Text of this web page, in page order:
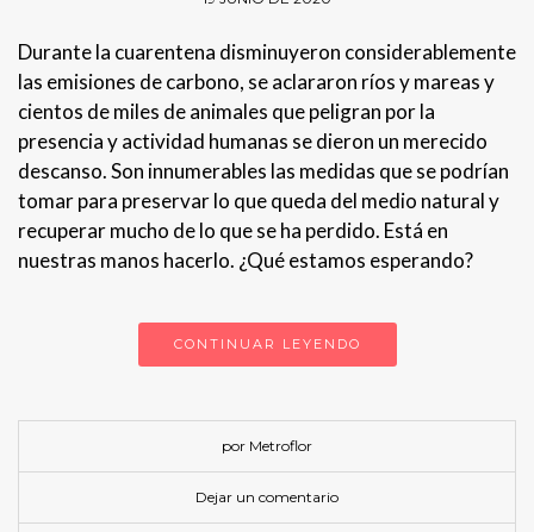
Durante la cuarentena disminuyeron considerablemente
las emisiones de carbono, se aclararon ríos y mareas y
cientos de miles de animales que peligran por la
presencia y actividad humanas se dieron un merecido
descanso. Son innumerables las medidas que se podrían
tomar para preservar lo que queda del medio natural y
recuperar mucho de lo que se ha perdido. Está en
nuestras manos hacerlo. ¿Qué estamos esperando?
CONTINUAR LEYENDO
por Metroflor
Dejar un comentario